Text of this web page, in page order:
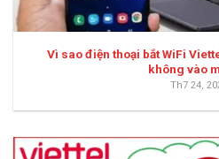
Vì sao điện thoại bắt WiFi
không vào
Th7 24,